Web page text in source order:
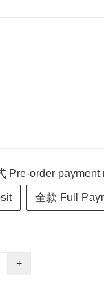
Pre-order payment
全款 Full
+